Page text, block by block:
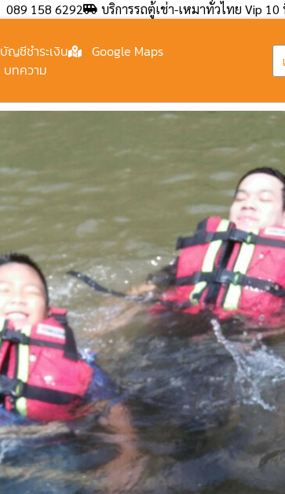
089 158 6292 บริการรถตู้เช่า-เหมาทั่วไทย Vip
บัญชีชำระเงิน
Google Maps
บทความ